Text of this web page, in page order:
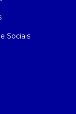
Sociais